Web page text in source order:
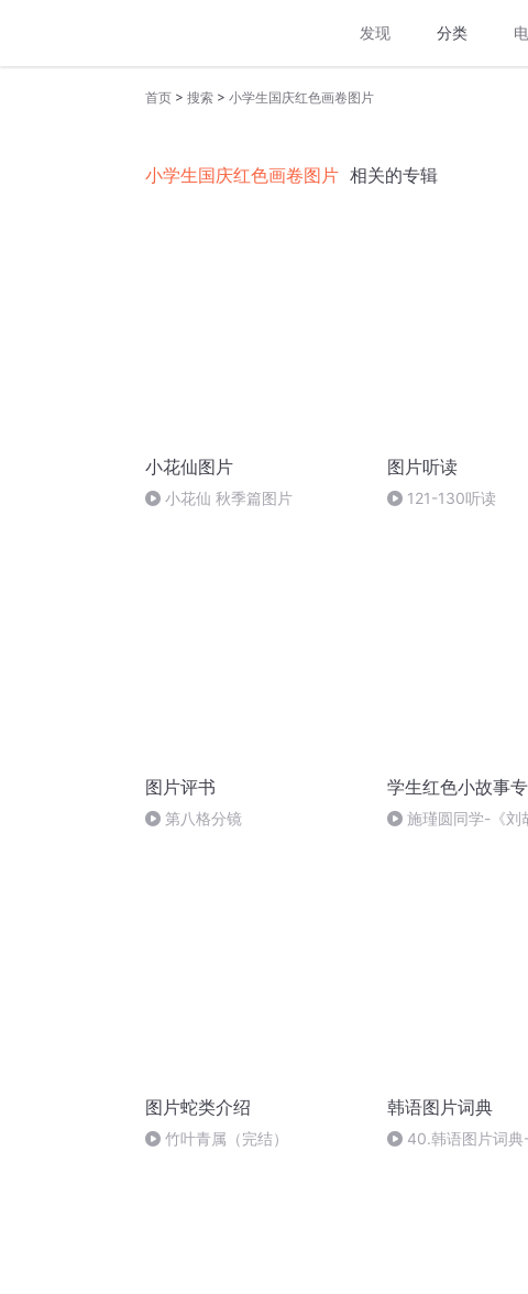
发现 分类
首页 > 搜索 > 小学生国庆红色画卷图片
小学生国庆红色画卷图片 相关的专辑
小花仙图片
小花仙 秋季篇图片
图片听读
121-130听读
图片评书
第八格分镜
学生红色小故事
施瑾圆同学-《刘
图片蛇类介绍
竹叶青属（完结）
韩语图片词典
40.韩语图片词